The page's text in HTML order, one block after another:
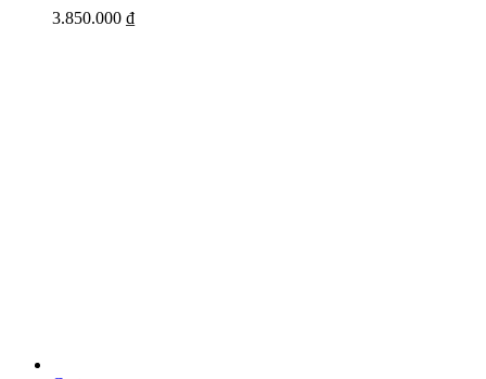
3.850.000 ₫